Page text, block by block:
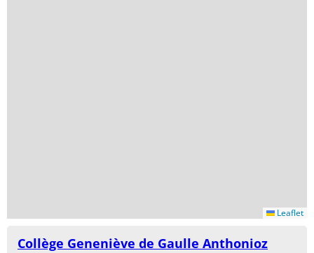
Leaflet
Collège Geneniève de Gaulle Anthonioz